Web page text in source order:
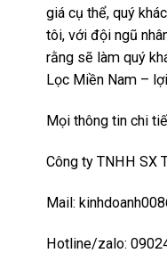
giá cụ thể, quý
tôi, với đội ngũ
rằng sẽ làm quý
Lọc Miền Nam –
Mọi thông tin chi
Công ty TNHH SX
Mail:
Hotline/zalo: